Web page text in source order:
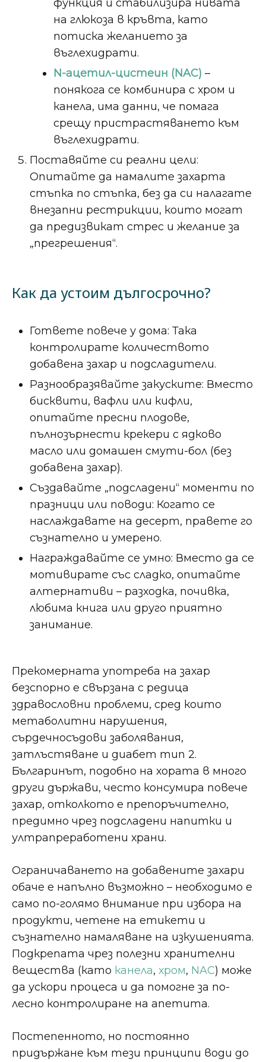
функция и стабилизира нивата
на глюкоза в кръвта, като
потиска желанието за
въглехидрати.
N-ацетил-цистеин (NAC) –
понякога се комбинира с хром и
канела, има данни, че помага
срещу пристрастяването към
въглехидрати.
Поставяйте си реални цели:
Опитайте да намалите захарта
стъпка по стъпка, без да си налагате
внезапни рестрикции, които могат
да предизвикат стрес и желание за
„прегрешения“.
Как да устоим дългосрочно?
Гответе повече у дома: Така
контролирате количеството
добавена захар и подсладители.
Разнообразявайте закуските: Вместо
бисквити, вафли или кифли,
опитайте пресни плодове,
пълнозърнести крекери с ядково
масло или домашен смути-бол (без
добавена захар).
Създавайте „подсладени“ моменти по
празници или поводи: Когато се
наслаждавате на десерт, правете го
съзнателно и умерено.
Награждавайте се умно: Вместо да се
мотивирате със сладко, опитайте
алтернативи – разходка, почивка,
любима книга или друго приятно
занимание.
Прекомерната употреба на захар
безспорно е свързана с редица
здравословни проблеми, сред които
метаболитни нарушения,
сърдечносъдови заболявания,
затлъстяване и диабет тип 2.
Българинът, подобно на хората в много
други държави, често консумира повече
захар, отколкото е препоръчително,
предимно чрез подсладени напитки и
ултрапреработени храни.
Ограничаването на добавените захари
обаче е напълно възможно – необходимо е
само по-голямо внимание при избора на
продукти, четене на етикети и
съзнателно намаляване на изкушенията.
Подкрепата чрез полезни хранителни
вещества (като канела, хром, NAC) може
да ускори процеса и да помогне за по-
лесно контролиране на апетита.
Постепенното, но постоянно
придържане към тези принципи води до